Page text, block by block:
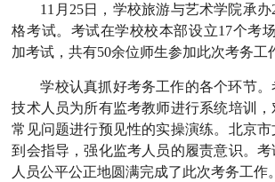
11月25日，学校旅游与艺术学院承
格考试。考试在学校校本部设立17个考场
加考试，共有50余位师生参加此次考务工
学校认真抓好考务工作的各个环节
技术人员为所有监考教师进行系统培训
常见问题进行预见性的实操演练。北京
到会指导，强化监考人员的履责意识。
人员公平公正地圆满完成了此次考务工作。